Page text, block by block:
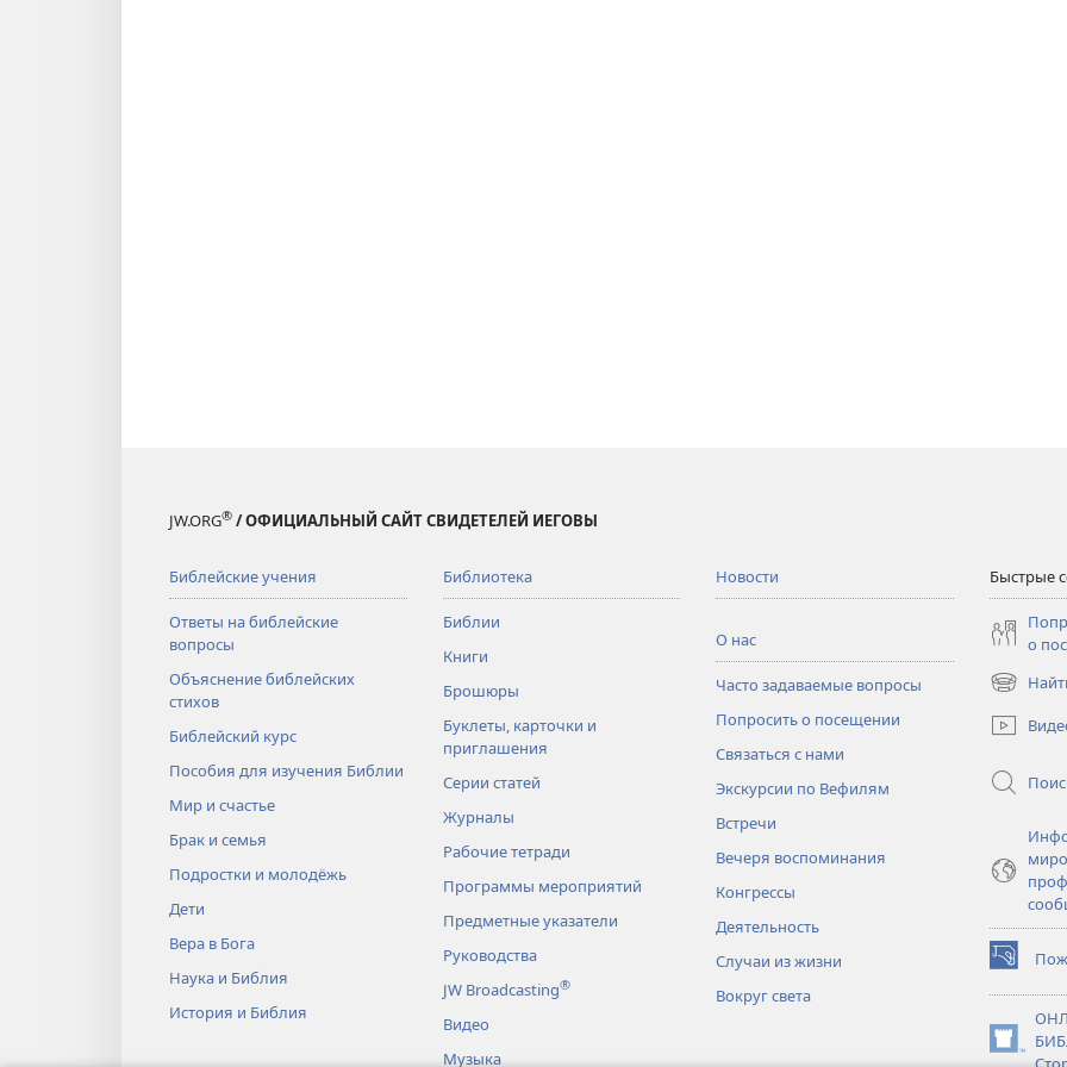
JW.ORG® / ОФИЦИАЛЬНЫЙ САЙТ СВИДЕТЕЛЕЙ ИЕГОВЫ
Библейские учения
Ответы на библейские
вопросы
Объяснение библейских
стихов
Библейский курс
Пособия для изучения Библии
Мир и счастье
Брак и семья
Подростки и молодёжь
Дети
Вера в Бога
Наука и Библия
История и Библия
Библиотека
Библии
Книги
Брошюры
Буклеты, карточки и
приглашения
Серии статей
Журналы
Рабочие тетради
Программы мероприятий
Предметные указатели
Руководства
JW Broadcasting®
Видео
Музыка
Новости
О нас
Часто задаваемые вопросы
Попросить о посещении
Связаться с нами
Экскурсии по Вефилям
Встречи
Вечеря воспоминания
Конгрессы
Деятельность
Случаи из жизни
Вокруг света
Быстрые
о
в
новом
в
новом
окне)